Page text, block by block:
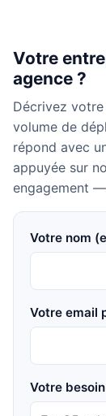
Votre
agence ?
Décrivez
volume de
répond avec
appuyée sur
engagement
Votre nom
Votre email
Votre besoin